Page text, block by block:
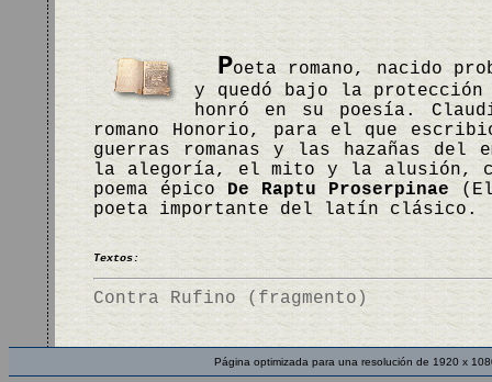
Poeta romano, nacido
y quedó bajo la
honró en su poesía.
romano Honorio, para el que
guerras romanas y las hazañas del
la alegoría, el mito y la alusión,
poema épicoDe Raptu Proserpinae (El
poeta importante del latín clásico.
Textos:
Contra Rufino (fragmento)
Página optimizada para una resolución de 1920 x